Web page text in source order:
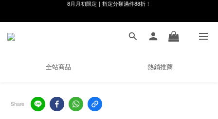
🌸新會員限定🌸註冊送$100購物金
全站商品 熱銷推薦
Share